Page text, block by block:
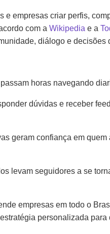
e empresas criar perfis,
com a Wikipedia e a
diálogo e decisões
horas navegando
dúvidas e receber
geram confiança em quem
levam seguidores a se
empresas em todo o
personalizada para